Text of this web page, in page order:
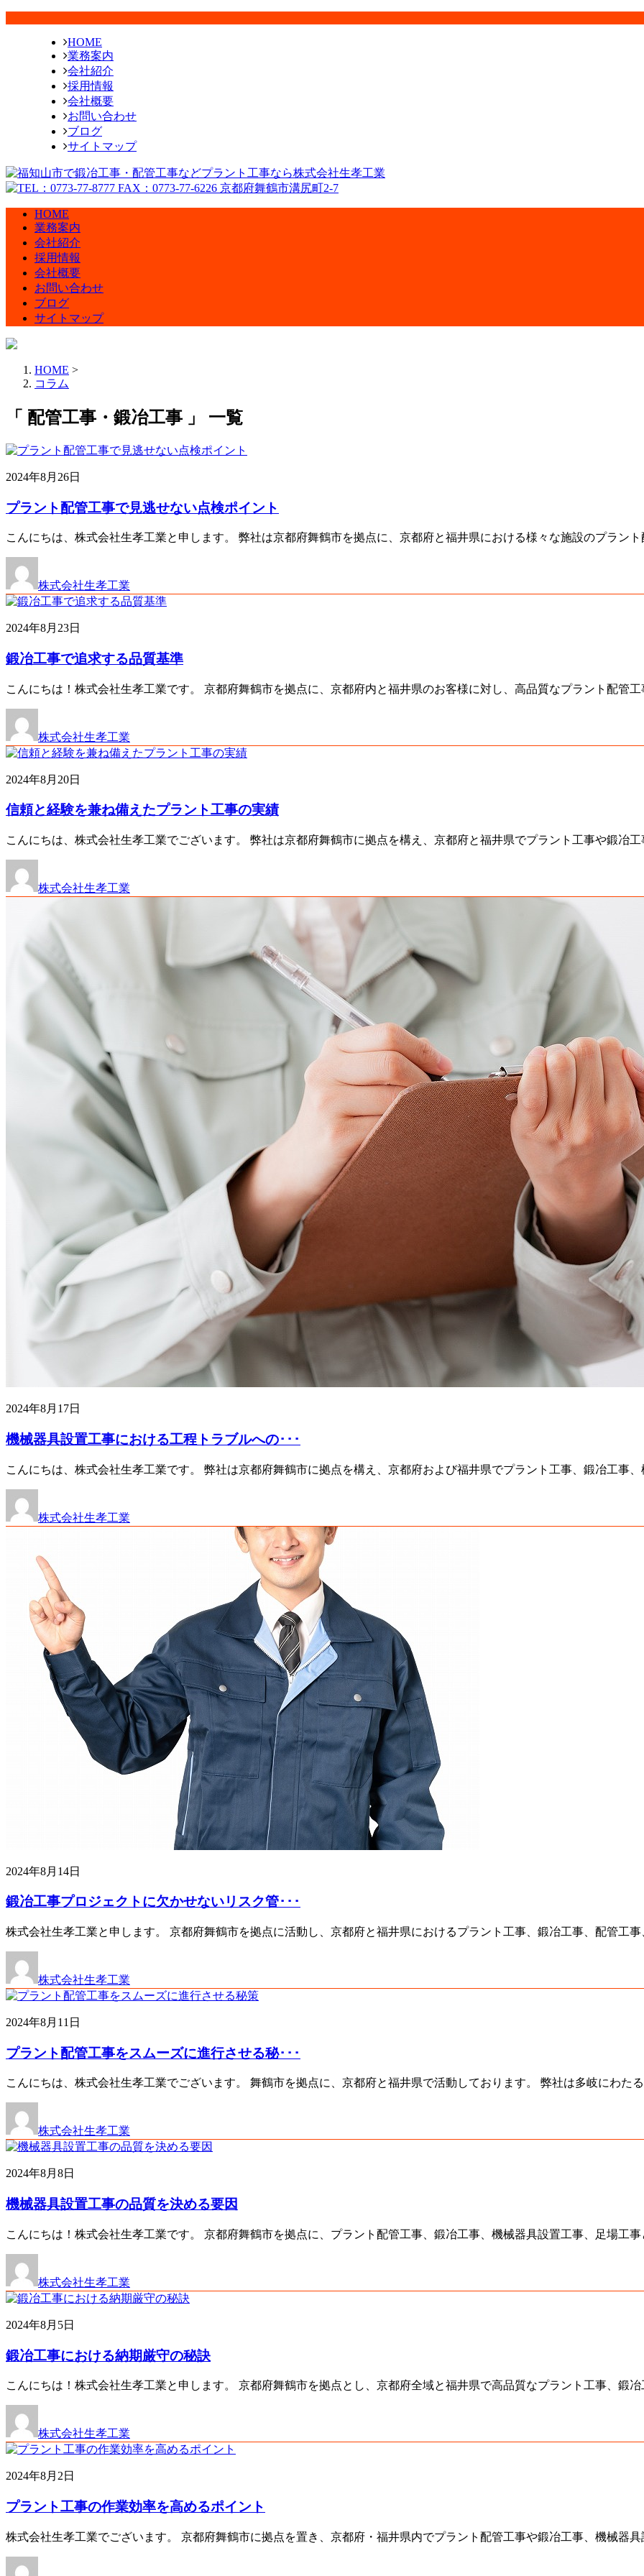
HOME
業務案内
会社紹介
採用情報
会社概要
お問い合わせ
ブログ
サイトマップ
HOME
業務案内
会社紹介
採用情報
会社概要
お問い合わせ
ブログ
サイトマップ
HOME >
コラム
「 配管工事・鍛冶工事 」 一覧
2024年8月26日
プラント配管工事で見逃せない点検ポイント
こんにちは、株式会社生孝工業と申します。 弊社は京都府舞鶴市を拠点に、京都府と福井県における様々な施設のプラン
株式会社生孝工業
2024年8月23日
鍛冶工事で追求する品質基準
こんにちは！株式会社生孝工業です。 京都府舞鶴市を拠点に、京都府内と福井県のお客様に対し、高品質なプラント配管
株式会社生孝工業
2024年8月20日
信頼と経験を兼ね備えたプラント工事の実績
こんにちは、株式会社生孝工業でございます。 弊社は京都府舞鶴市に拠点を構え、京都府と福井県でプラント工事や鍛冶
株式会社生孝工業
2024年8月17日
機械器具設置工事における工程トラブルへの･･･
こんにちは、株式会社生孝工業です。 弊社は京都府舞鶴市に拠点を構え、京都府および福井県でプラント工事、鍛冶工事
株式会社生孝工業
2024年8月14日
鍛冶工事プロジェクトに欠かせないリスク管･･･
株式会社生孝工業と申します。 京都府舞鶴市を拠点に活動し、京都府と福井県におけるプラント工事、鍛冶工事、配管工
株式会社生孝工業
2024年8月11日
プラント配管工事をスムーズに進行させる秘･･･
こんにちは、株式会社生孝工業でございます。 舞鶴市を拠点に、京都府と福井県で活動しております。 弊社は多岐にわた
株式会社生孝工業
2024年8月8日
機械器具設置工事の品質を決める要因
こんにちは！株式会社生孝工業です。 京都府舞鶴市を拠点に、プラント配管工事、鍛冶工事、機械器具設置工事、足場工
株式会社生孝工業
2024年8月5日
鍛冶工事における納期厳守の秘訣
こんにちは！株式会社生孝工業と申します。 京都府舞鶴市を拠点とし、京都府全域と福井県で高品質なプラント工事、鍛
株式会社生孝工業
2024年8月2日
プラント工事の作業効率を高めるポイント
株式会社生孝工業でございます。 京都府舞鶴市に拠点を置き、京都府・福井県内でプラント配管工事や鍛冶工事、機械器